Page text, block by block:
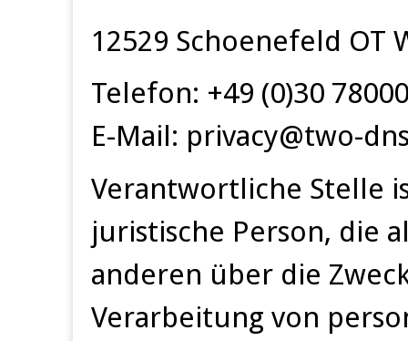
12529 Schoenefeld OT
Telefon: +49 (0)30
E-Mail: privacy@two-
Verantwortliche Stelle
juristische Person, die
anderen über die
Verarbeitung von